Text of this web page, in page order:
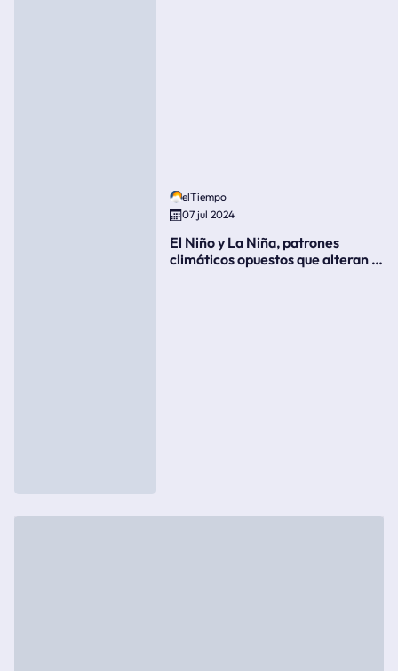
elTiempo
07 jul 2024
El Niño y La Niña, patrones
climáticos opuestos que alteran la